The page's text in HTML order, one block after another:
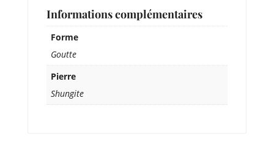
Informations complémentaires
Forme
Goutte
Pierre
Shungite